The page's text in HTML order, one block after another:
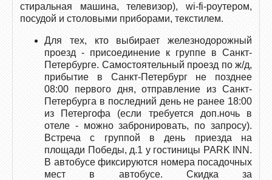
стиральная машина, телевизор), wi-fi-роутером,
посудой и столовыми приборами, текстилем.
Для тех, кто выбирает железнодорожный
проезд - присоединение к группе в Санкт-
Петербурге. Самостоятельный проезд по ж/д,
прибытие в Санкт-Петербург не позднее
08:00 первого дня, отправление из Санкт-
Петербурга в последний день не ранее 18:00
из Петергофа (если требуется доп.ночь в
отеле - можно забронировать, по запросу).
Встреча с группой в день приезда на
площади Победы, д.1 у гостиницы PARK INN.
В автобусе фиксируются номера посадочных
мест в автобусе. Скидка за